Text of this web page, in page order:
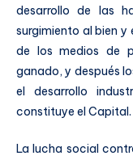
desarrollo de las
surgimiento al bien
de los medios de
ganado, y después
el desarrollo
constituye el Capital.
La lucha social